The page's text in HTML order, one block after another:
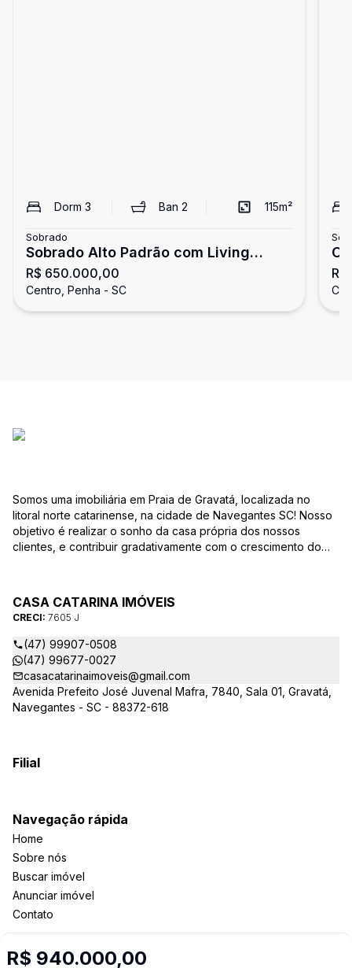
Dorm 3 Ban2 115m²
Sobrado
Sobrado Alto Padrão com Living
Integrado | 115 m²
R$ 650.000,00
Centro, Penha - SC
R$ 940.000,00
Somos uma imobiliária em Praia de Gravatá, localizada no
litoral norte catarinense, na cidade de Navegantes SC! Nosso
objetivo é realizar o sonho da casa própria dos nossos
clientes, e contribuir gradativamente com o crescimento do
CASA CATARINA IMÓVEIS
CRECI: 7605 J
(47) 99907-0508
(47) 99677-0027
casacatarinaimoveis@gmail.com
Avenida Prefeito José Juvenal Mafra, 7840, Sala 01, Gravatá,
Navegantes - SC - 88372-618
Filial
Navegação rápida
Home
Sobre nós
Buscar imóvel
Anunciar imóvel
Contato